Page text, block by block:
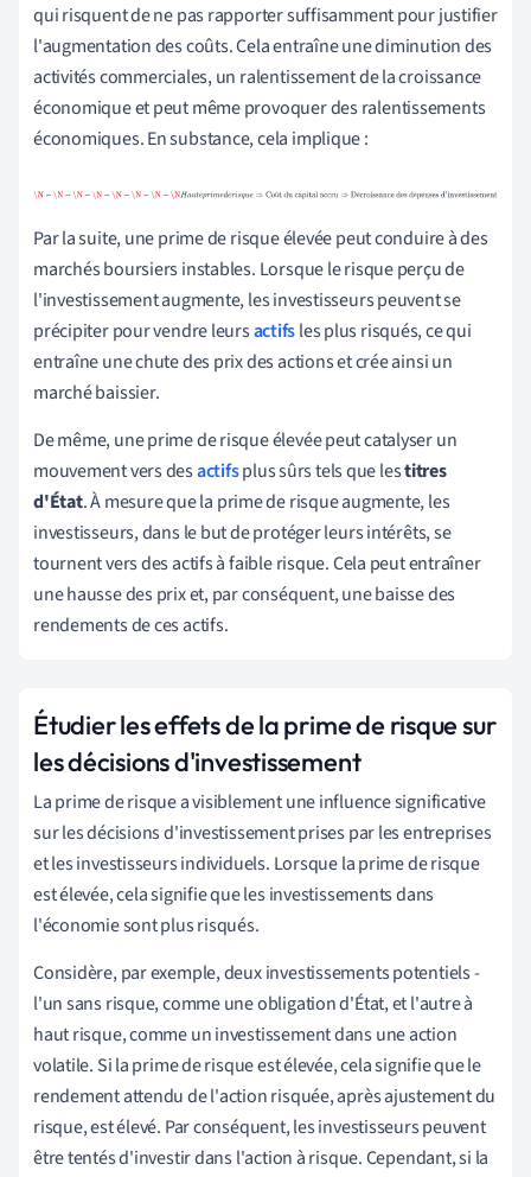
qui risquent de ne pas rapporter suffisamment pour justifier
l'augmentation des coûts. Cela entraîne une diminution des
activités commerciales, un ralentissement de la croissance
économique et peut même provoquer des ralentissements
économiques. En substance, cela implique :
û é é
\N−\N−\N−\N−\N−\N−\N−\NHauteprimederisque⇒Coût du
Par la suite, une prime de risque élevée peut conduire à des
marchés boursiers instables. Lorsque le risque perçu de
l'investissement augmente, les investisseurs peuvent se
précipiter pour vendre leursactifsles plus risqués, ce qui
entraîne une chute des prix des actions et crée ainsi un
marché baissier.
De même, une prime de risque élevée peut catalyser un
mouvement vers desactifsplus sûrs tels que lestitres
d'État. À mesure que la prime de risque augmente, les
investisseurs, dans le but de protéger leurs intérêts, se
tournent vers des actifs à faible risque. Cela peut entraîner
une hausse des prix et, par conséquent, une baisse des
rendements de ces actifs.
Étudier les effets de la prime de risque sur
les décisions d'investissement
La prime de risque a visiblement une influence significative
sur les décisions d'investissement prises par les entreprises
et les investisseurs individuels. Lorsque la prime de risque
est élevée, cela signifie que les investissements dans
l'économie sont plus risqués.
Considère, par exemple, deux investissements potentiels -
l'un sans risque, comme une obligation d'État, et l'autre à
haut risque, comme un investissement dans une action
volatile. Si la prime de risque est élevée, cela signifie que le
rendement attendu de l'action risquée, après ajustement du
risque, est élevé. Par conséquent, les investisseurs peuvent
être tentés d'investir dans l'action à risque. Cependant, si la